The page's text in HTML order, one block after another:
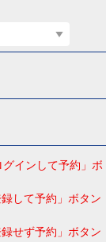
インして予約」ボ
して予約」ボタン
せず予約」ボタン